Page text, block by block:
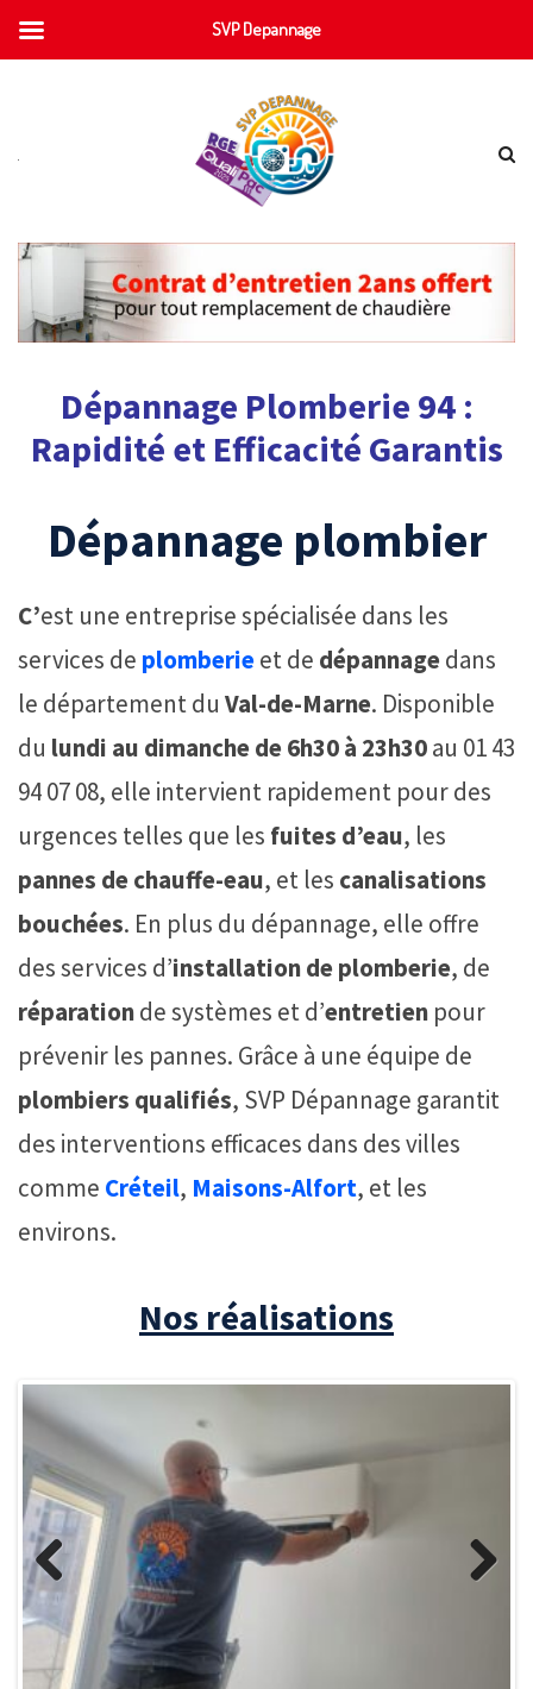
Dépannage Plomberie 94 :
Rapidité et Efficacité Garantis
Dépannage plombier
C’est une entreprise spécialisée dans les
services de plomberieet de dépannagedans
le département du Val-de-Marne. Disponible
du lundi au dimanche de 6h30 à 23h30au 01 43
94 07 08, elle intervient rapidement pour des
urgences telles que les fuites d’eau, les
pannes de chauffe-eau, et les canalisations
bouchées. En plus du dépannage, elle offre
des services d’installation de plomberie, de
réparationde systèmes et d’entretien pour
prévenir les pannes. Grâce à une équipe de
plombiers qualifiés, SVP Dépannage garantit
des interventions efficaces dans des villes
comme Créteil, Maisons-Alfort, et les
environs.
Nos réalisations
Previous
SVP Depannage